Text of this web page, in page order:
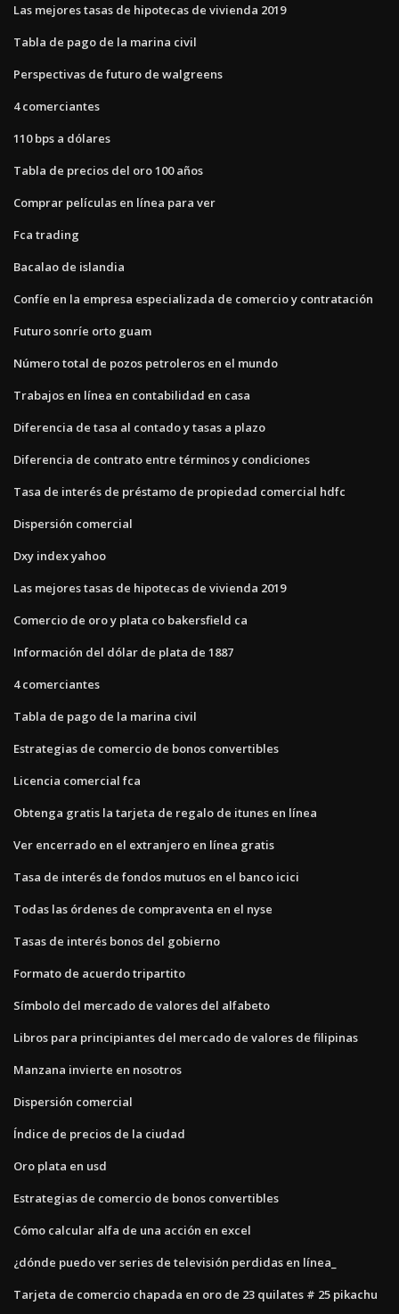
Las mejores tasas de hipotecas de vivienda 2019
Tabla de pago de la marina civil
Perspectivas de futuro de walgreens
4 comerciantes
110 bps a dólares
Tabla de precios del oro 100 años
Comprar películas en línea para ver
Fca trading
Bacalao de islandia
Confíe en la empresa especializada de comercio y contratación
Futuro sonríe orto guam
Número total de pozos petroleros en el mundo
Trabajos en línea en contabilidad en casa
Diferencia de tasa al contado y tasas a plazo
Diferencia de contrato entre términos y condiciones
Tasa de interés de préstamo de propiedad comercial hdfc
Dispersión comercial
Dxy index yahoo
Las mejores tasas de hipotecas de vivienda 2019
Comercio de oro y plata co bakersfield ca
Información del dólar de plata de 1887
4 comerciantes
Tabla de pago de la marina civil
Estrategias de comercio de bonos convertibles
Licencia comercial fca
Obtenga gratis la tarjeta de regalo de itunes en línea
Ver encerrado en el extranjero en línea gratis
Tasa de interés de fondos mutuos en el banco icici
Todas las órdenes de compraventa en el nyse
Tasas de interés bonos del gobierno
Formato de acuerdo tripartito
Símbolo del mercado de valores del alfabeto
Libros para principiantes del mercado de valores de filipinas
Manzana invierte en nosotros
Dispersión comercial
Índice de precios de la ciudad
Oro plata en usd
Estrategias de comercio de bonos convertibles
Cómo calcular alfa de una acción en excel
¿dónde puedo ver series de televisión perdidas en línea_
Tarjeta de comercio chapada en oro de 23 quilates # 25 pikachu